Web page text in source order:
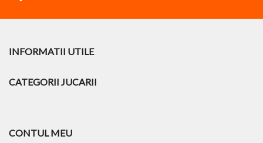
INFORMATII UTILE
CATEGORII JUCARII
CONTUL MEU